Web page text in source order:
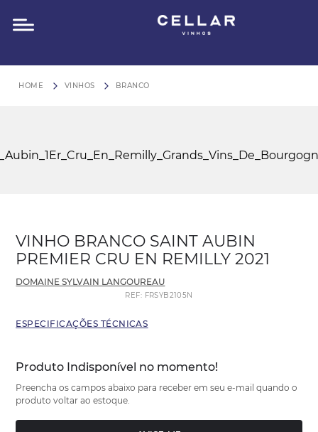
VINHOS BRANCO
VINHO BRANCO SAINT AUBIN
PREMIER CRU EN REMILLY 2021
DOMAINE SYLVAIN LANGOUREAU
REF: FRSYB2105N
ESPECIFICAÇÕES TÉCNICAS
Produto Indisponível no momento!
Preencha os campos abaixo para receber em seu e-mail quando o
produto voltar ao estoque.